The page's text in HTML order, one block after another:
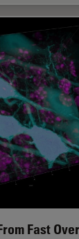
Fast